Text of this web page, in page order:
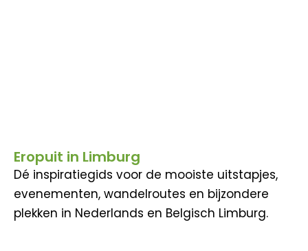
Eropuit in Limburg
Dé inspiratiegids voor de mooiste uitstapjes,
evenementen, wandelroutes en bijzondere
plekken in Nederlands en Belgisch Limburg.